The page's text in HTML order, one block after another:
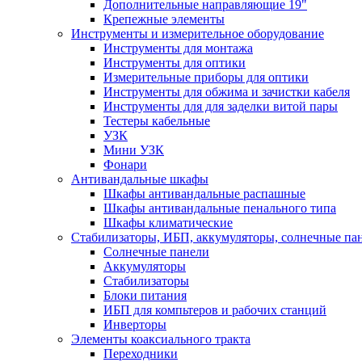
Дополнительные направляющие 19"
Крепежные элементы
Инструменты и измерительное оборудование
Инструменты для монтажа
Инструменты для оптики
Измерительные приборы для оптики
Инструменты для обжима и зачистки кабеля
Инструменты для для заделки витой пары
Тестеры кабельные
УЗК
Мини УЗК
Фонари
Антивандальные шкафы
Шкафы антивандальные распашные
Шкафы антивандальные пенального типа
Шкафы климатические
Стабилизаторы, ИБП, аккумуляторы, солнечные
Солнечные панели
Аккумуляторы
Стабилизаторы
Блоки питания
ИБП для компьтеров и рабочих станций
Инверторы
Элементы коаксиального тракта
Переходники